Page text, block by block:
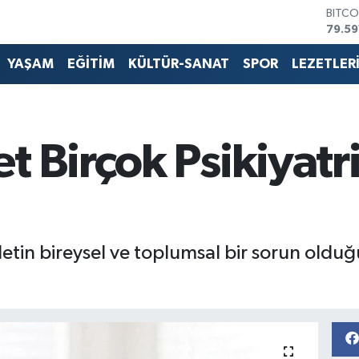
YAŞAM EĞİTİM KÜLTÜR-SANAT SPOR
Birçok
bireysel ve toplumsal bir sorun